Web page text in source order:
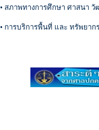
• สภาพทางการศึกษา ศาสนา
• การบริการพื้นที่ และ ทรัพยาก